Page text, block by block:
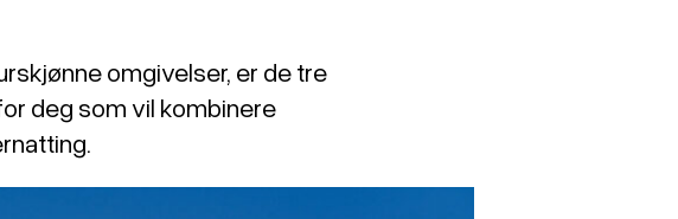
omgivelser, er de tre
deg som vil kombinere